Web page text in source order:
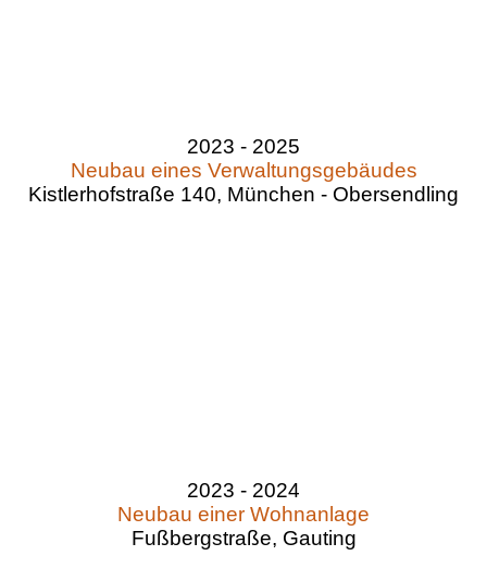
2023 - 2025
Neubau eines Verwaltungsgebäudes
Kistlerhofstraße 140, München - Obersendling
2023 - 2024
Neubau einer Wohnanlage
Fußbergstraße, Gauting